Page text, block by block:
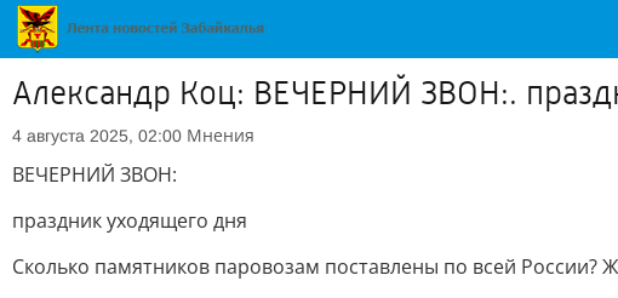
Александр Коц: ВЕЧЕРНИЙ ЗВОН:.
4 августа 2025, 02:00 Мнения
ВЕЧЕРНИЙ ЗВОН:
праздник уходящего дня
Сколько памятников паровозам поставлены по всей России?